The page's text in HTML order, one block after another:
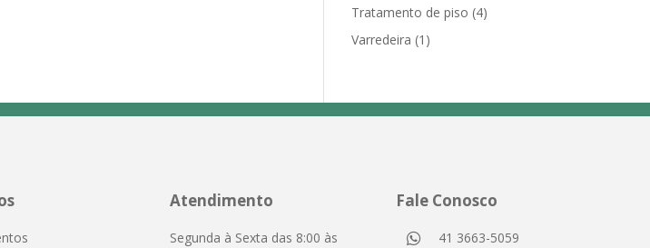
Tratamento de piso (4)
Varredeira (1)
Atendimento
Segunda à Sexta das 8:00 às
Fale Conosco
 41 3663-5059